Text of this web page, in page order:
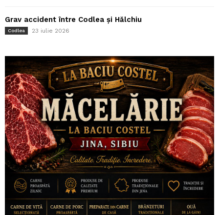
Grav accident între Codlea și Hălchiu
Codlea 23 iulie 2026